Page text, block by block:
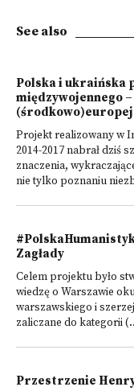
See also
Polska i ukraińska
międzywojennego
Projekt realizowany w
2014-2017 nabrał dziś
znaczenia,
nie tylko poznaniu
Zagłady
Celem projektu było
wiedzę o Warszawie
warszawskiego i
zaliczane do kategorii
Przestrzenie